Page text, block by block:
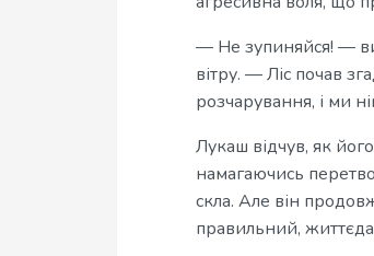
— Не зупиняйся! —
вітру. — Ліс почав
розчарування, і ми
Лукаш відчув, як
намагаючись
скла. Але він
правильний,